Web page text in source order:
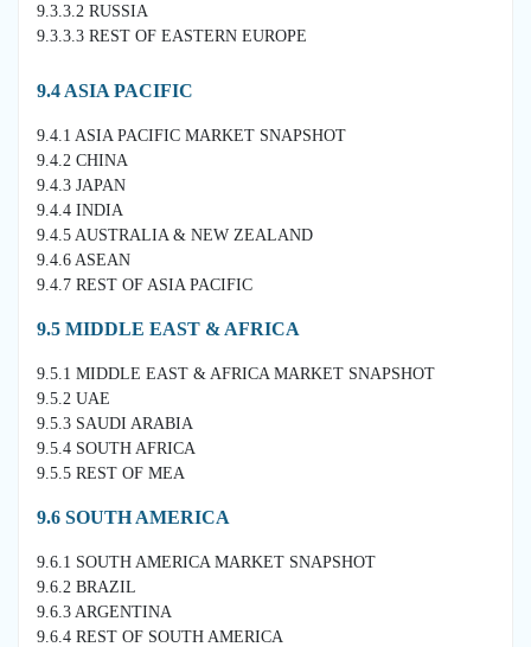
9.3.3.2 RUSSIA
9.3.3.3 REST OF EASTERN EUROPE
9.4 ASIA PACIFIC
9.4.1 ASIA PACIFIC MARKET SNAPSHOT
9.4.2 CHINA
9.4.3 JAPAN
9.4.4 INDIA
9.4.5 AUSTRALIA & NEW ZEALAND
9.4.6 ASEAN
9.4.7 REST OF ASIA PACIFIC
9.5 MIDDLE EAST & AFRICA
9.5.1 MIDDLE EAST & AFRICA MARKET SNAPSHOT
9.5.2 UAE
9.5.3 SAUDI ARABIA
9.5.4 SOUTH AFRICA
9.5.5 REST OF MEA
9.6 SOUTH AMERICA
9.6.1 SOUTH AMERICA MARKET SNAPSHOT
9.6.2 BRAZIL
9.6.3 ARGENTINA
9.6.4 REST OF SOUTH AMERICA